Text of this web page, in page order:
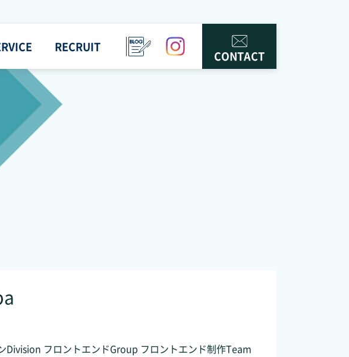
RECRUIT BLOG instagramCONTACT
Division フロントエンドGroup フロントエンド制作Team